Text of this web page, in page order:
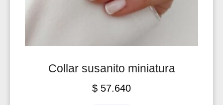
Collar susanito miniatura
$ 57.640